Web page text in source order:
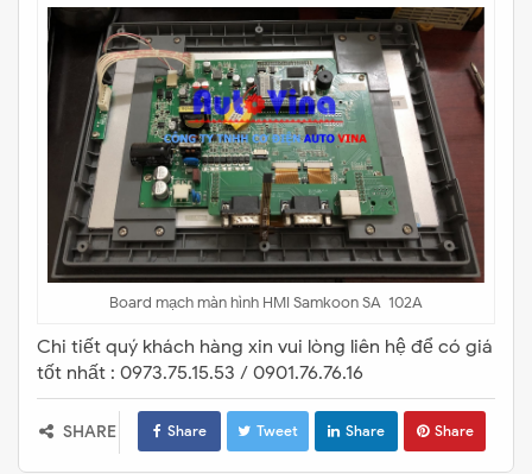
Board mạch màn hình HMI Samkoon SA-102A
Chi tiết quý khách hàng xin vui lòng liên hệ để có giá
tốt nhất : 0973.75.15.53 / 0901.76.76.16
SHARE Share Tweet Share Share